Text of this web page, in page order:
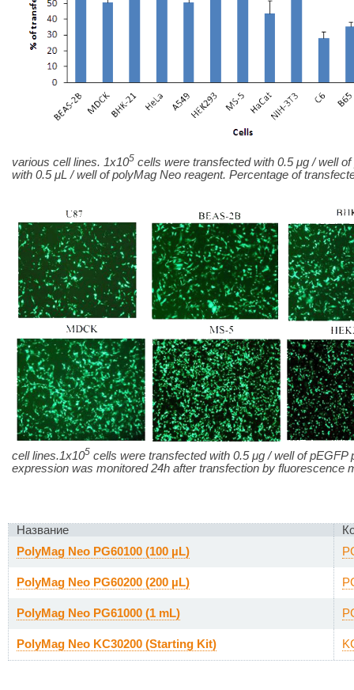
various cell lines. 1x105 cells were transfected with 0.5μg / well
with 0.5μL / well of polyMag Neo reagent. Percentage of
cell lines.1x105 cells were transfected with 0.5μg / well of pEGFP
expression was monitored 24h after transfection by fluorescence
Название
PolyMag Neo PG60100 (100 µL)
PolyMag Neo PG60200 (200 µL)
PolyMag Neo PG61000 (1 mL)
PolyMag Neo KC30200 (Starting Kit)